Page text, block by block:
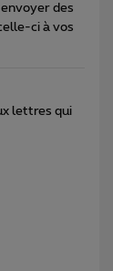
des
ci à vos
lettres qui